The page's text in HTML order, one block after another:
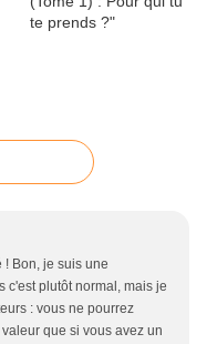
Bon, je suis une
c'est plutôt normal, mais je
: vous ne pourrez
que si vous avez un